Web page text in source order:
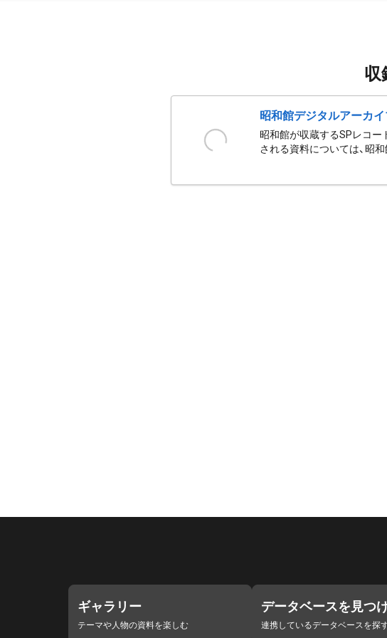
収
昭和館デジタルアーカイ
昭和館が収蔵するSPレコー
される資料については、昭
ギャラリー
テーマや人物の資料を楽しむ
データベースを見つ
連携しているデータベースを探